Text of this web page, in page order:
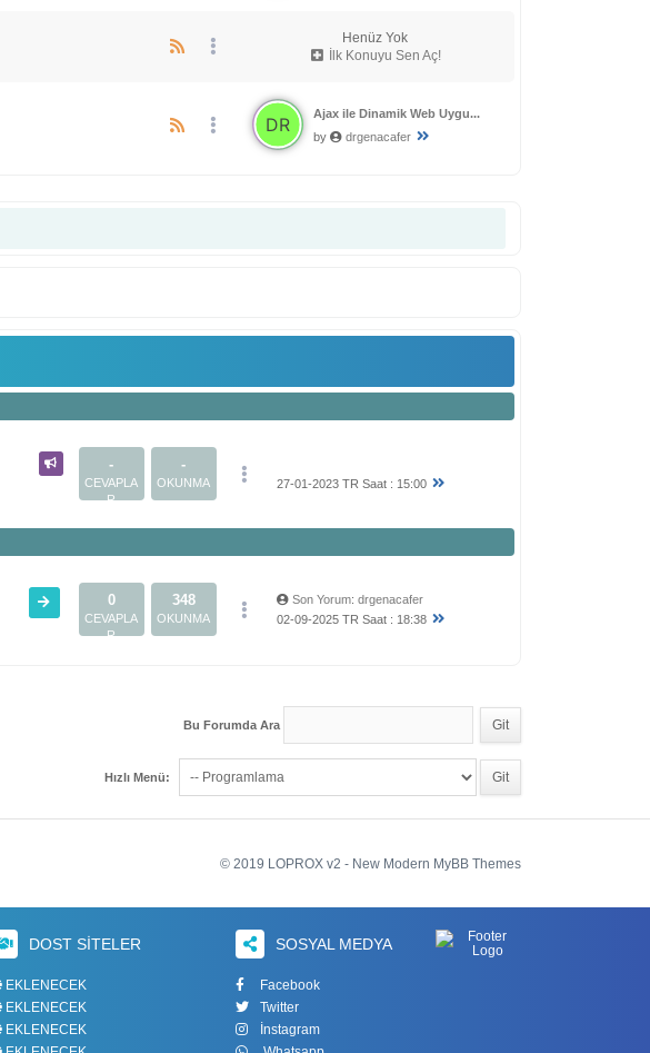
Henüz Yok
İlk Konuyu Sen Aç!
Ajax ile Dinamik Web Uygu...
by
drgenacafer
-
CEVAPLA
R
-
OKUNMA 27-01-2023 TR Saat : 15:00
0
CEVAPLA
R
348
OKUNMA
Son Yorum: drgenacafer
02-09-2025 TR Saat : 18:38
Bu Forumda Ara
Hızlı Menü:
© 2019 LOPROX v2 - New Modern MyBB Themes
DOST SITELER
EKLENECEK
EKLENECEK
EKLENECEK
SOSYAL MEDYA
Facebook
Twitter
İnstagram